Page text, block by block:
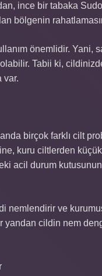
ince bir tabaka
bölgenin
önemlidir. Yani,
Tabii ki,
var.
birçok farklı cilt
kuru ciltlerden küçük
acil durum
nemlendirir ve
cildin nem